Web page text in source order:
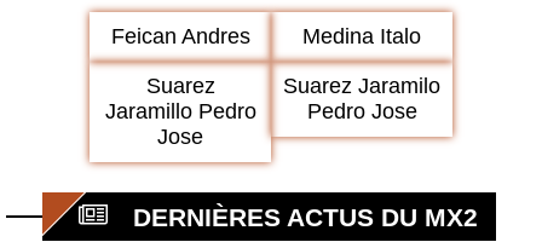
Feican Andres Medina Italo
Suarez
Jaramillo Pedro
Jose
Suarez Jaramilo
Pedro Jose
DERNIÈRES ACTUS DU MX2